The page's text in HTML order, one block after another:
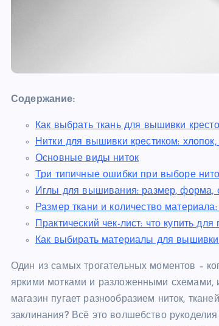
Содержание:
Как выбрать ткань для вышивки
Нитки для вышивки крестиком:
Основные виды ниток
Три типичные ошибки при выборе
Иглы для вышивания: размер, форма,
Размер ткани и количество
Практический чек-лист: что купить
Как выбирать материалы для вышивки
Один из самых трогательных моментов –
яркими мотками и разложенными схемами,
магазин пугает разнообразием ниток,
заклинания? Всё это волшебство